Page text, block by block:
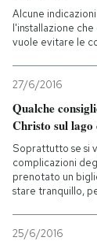
PODCAST
I MIEI
SHOP
Alcune
l'installazione
vuole evitare le
27/6/2016
Qualche
Christo sul lago
Soprattutto se si
complicazioni
prenotato un
stare tranquillo,
25/6/2016